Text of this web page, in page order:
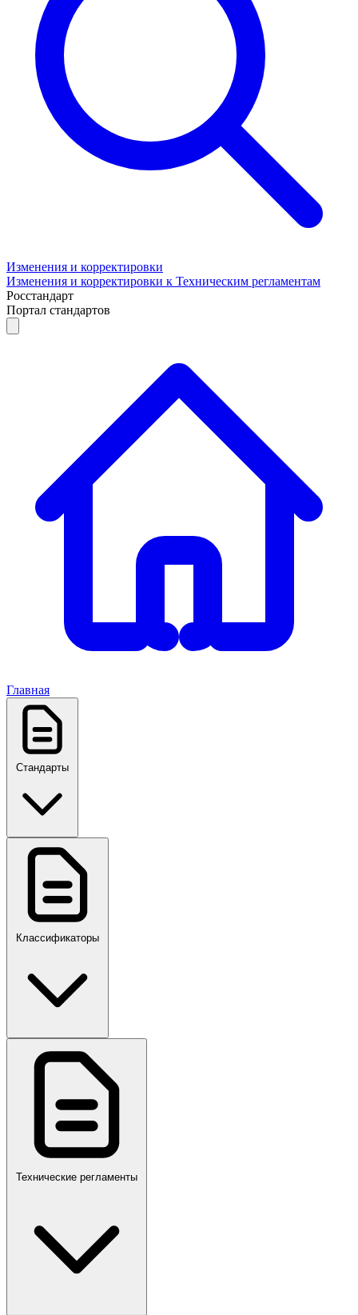
Изменения и корректировки
Изменения и корректировки к Техническим регламентам
Росстандарт
Портал стандартов
Главная
Стандарты
ГОСТ, ГОСТ Р, ПНСТ
ПР,Р,ПМГ,РМГ
Классификаторы
Технические регламенты